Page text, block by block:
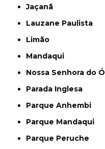
Jaçanã
Lauzane Paulista
Limão
Mandaqui
Nossa Senhora do Ó
Parada Inglesa
Parque Anhembi
Parque Mandaqui
Parque Peruche